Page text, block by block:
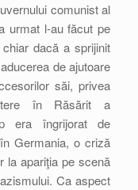
comunist al
urmat l-au făcut pe
dacă a sprijinit
de ajutoare
săi, privea
în Răsărit a
era îngrijorat de
Germania, o criză
la apariţia pe scenă
Ca aspect